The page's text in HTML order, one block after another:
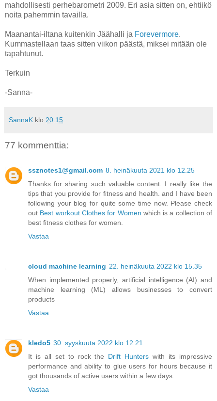
mahdollisesti perhebarometri 2009. Eri asia sitten on, ehtiikö
noita pahemmin tavailla.
Maanantai-iltana kuitenkin Jäähalli ja Forevermore.
Kummastellaan taas sitten viikon päästä, miksei mitään ole
tapahtunut.
Terkuin
-Sanna-
SannaK klo 20.15
77 kommenttia:
ssznotes1@gmail.com 8. heinäkuuta 2021 klo 12.25
Thanks for sharing such valuable content. I really like the
tips that you provide for fitness and health. and I have been
following your blog for quite some time now. Please check
out Best workout Clothes for Women which is a collection of
best fitness clothes for women.
Vastaa
cloud machine learning 22. heinäkuuta 2022 klo 15.35
When implemented properly, artificial intelligence (AI) and
machine learning (ML) allows businesses to convert
products
Vastaa
kledo5 30. syyskuuta 2022 klo 12.21
It is all set to rock the Drift Hunters with its impressive
performance and ability to glue users for hours because it
got thousands of active users within a few days.
Vastaa